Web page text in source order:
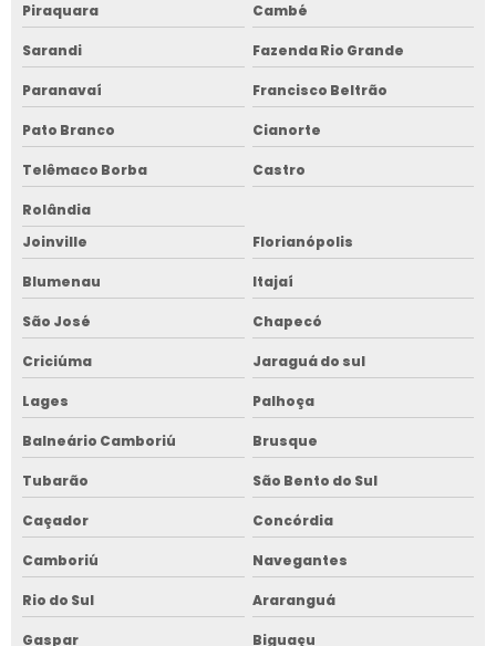
Piraquara Cambé
Sarandi Fazenda Rio Grande
Paranavaí Francisco Beltrão
Pato Branco Cianorte
Telêmaco Borba Castro
Rolândia
Joinville
Florianópolis
Blumenau Itajaí
São José Chapecó
Criciúma Jaraguá do sul
Lages Palhoça
Balneário Camboriú Brusque
Tubarão São Bento do Sul
Caçador Concórdia
Camboriú Navegantes
Rio do Sul Araranguá
Gaspar Biguaçu